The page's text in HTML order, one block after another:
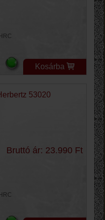
Kosárba
53020
Bruttó ár: 23.990 Ft